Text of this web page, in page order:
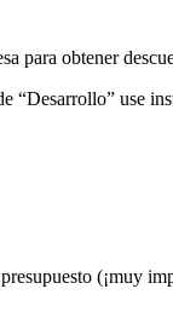
para obtener
“Desarrollo” use
(¡muy